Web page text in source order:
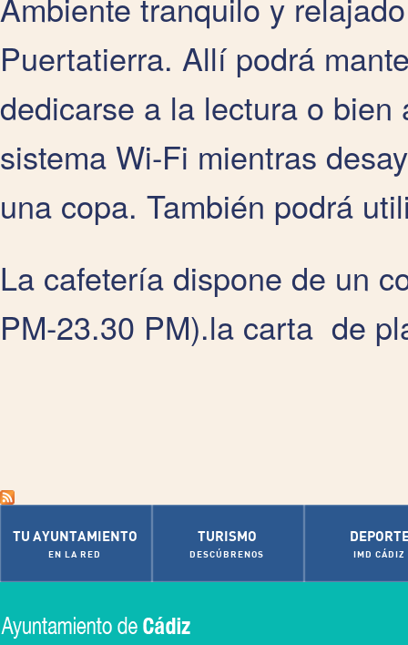
Puertatierra. Allí podrá
dedicarse a la lectura o
sistema Wi-Fi mientras
una copa. También podrá
La cafetería dispone de un
PM-23.30 PM).la carta de
TU AYUNTAMIENTO
EN LA RED
TURISMO
DESCÚBRENOS IMD CÁDIZ